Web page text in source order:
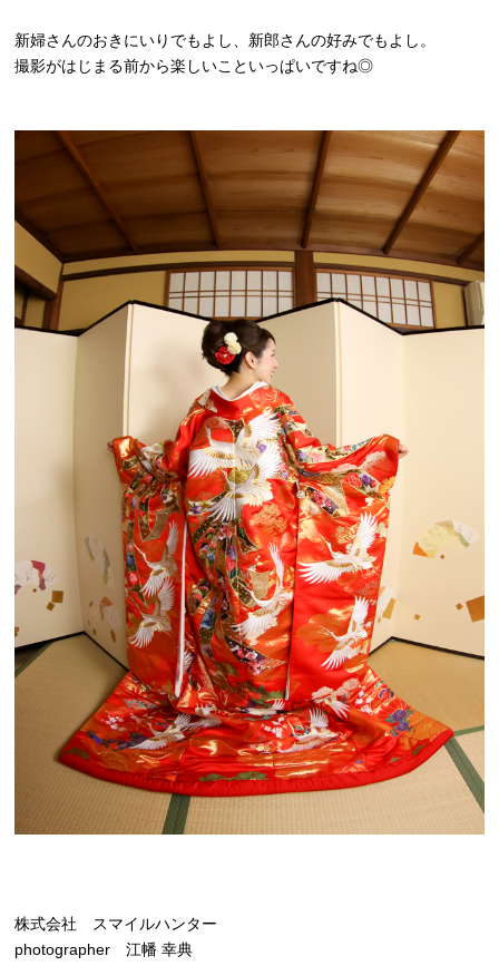
新婦さんのおきにいりでもよし、新郎さんの好みでもよし。
撮影がはじまる前から楽しいこといっぱいですね◎
株式会社 スマイルハンター
photographer 江幡 幸典